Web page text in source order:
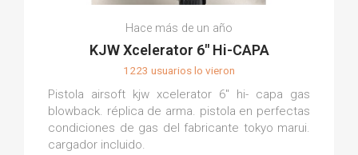
Hace más de un año
KJW Xcelerator 6" Hi-CAPA
1223 usuarios lo vieron
Pistola airsoft kjw xcelerator 6" hi- capa gas
blowback. réplica de arma. pistola en perfectas
condiciones de gas del fabricante tokyo marui.
cargador incluido.